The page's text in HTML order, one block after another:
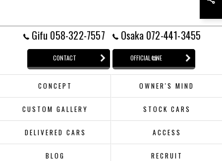
Gifu 058-322-7557 Osaka 072-441-3455
CONTACT OFFICIAL LINE
CONCEPT OWNER'S MIND
CUSTOM GALLERY STOCK CARS
DELIVERED CARS ACCESS
BLOG RECRUIT